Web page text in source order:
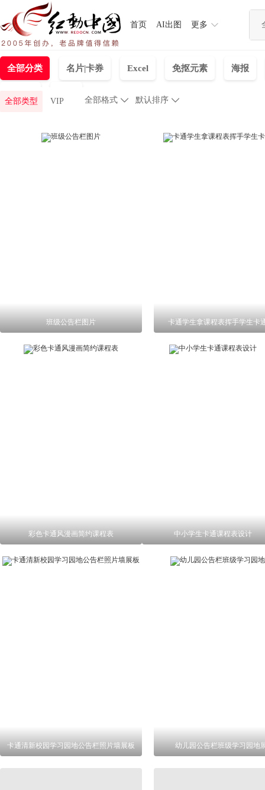
首页 AI出图 更多
全部分类 名片|卡券 Excel 免抠元素 海报
全部类型 VIP 
全部格式 默认排序 
班级公告栏图片 卡通学生拿课程表挥手学生卡
彩色卡通风漫画简约课程表 中小学生卡通课程表设计
卡通清新校园学习园地公告栏照片墙展板 幼儿园公告栏班级学习园地